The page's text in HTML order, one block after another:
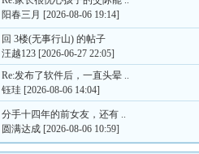
阳春三月 [2026-08-06 19:14]
回 3楼(无事行山) 的帖子
汪越123 [2026-06-27 22:05]
Re:发布了软件后，一直头晕 ..
钰珪 [2026-08-06 14:04]
分手十四年的前女友，还有 ..
圆满达成 [2026-08-06 10:59]